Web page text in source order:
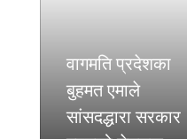
वागमति प्रदेशका
बुहमत एमाले
सांसदद्धारा सरकार